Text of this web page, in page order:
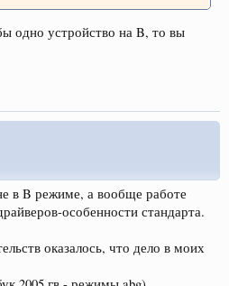
одно устройство на B, то вы
в B режиме, а вообще работе
особенности стандарта.
оказалось, что дело в моих